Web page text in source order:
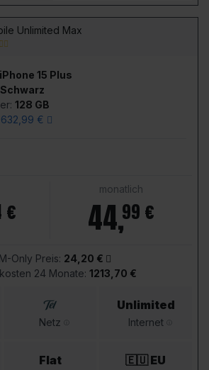
Unlimited Max
15 Plus
Schwarz
128 GB
€
€
monatlich
44,99 €
Only Preis: 24,20 €
24 Monate: 1213,70 €
Netz
Unlimited
Internet
Flat 🇪🇺 EU